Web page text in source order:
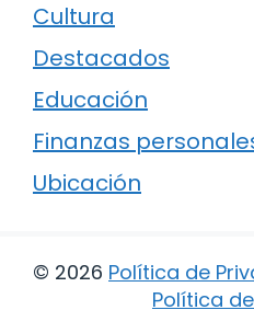
Cultura
Destacados
Educación
Finanzas
Ubicación
© 2026 Política de
Política